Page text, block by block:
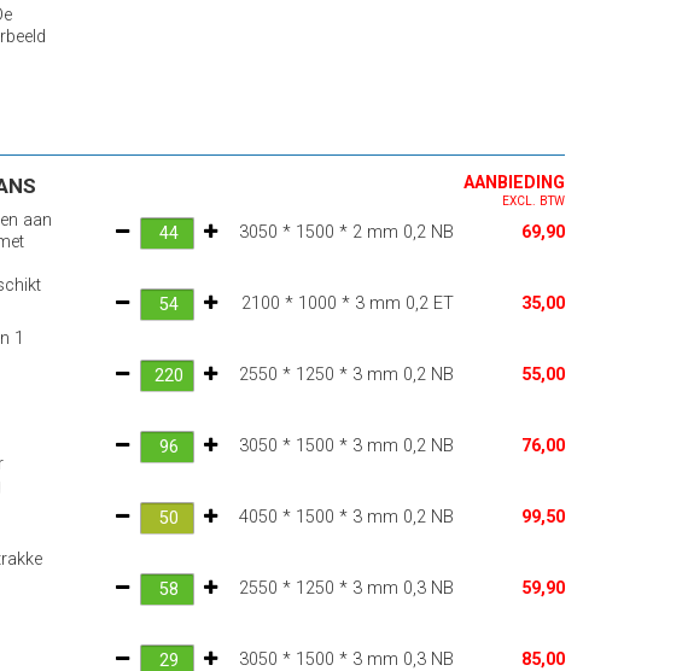
aan
1
AANBIEDING
EXCL. BTW
3050 * 1500 * 2 mm 0,2 NB 69,90
2100 * 1000 * 3 mm 0,2 ET 35,00
2550 * 1250 * 3 mm 0,2 NB 55,00
3050 * 1500 * 3 mm 0,2 NB 76,00
4050 * 1500 * 3 mm 0,2 NB 99,50
2550 * 1250 * 3 mm 0,3 NB 59,90
3050 * 1500 * 3 mm 0,3 NB 85,00